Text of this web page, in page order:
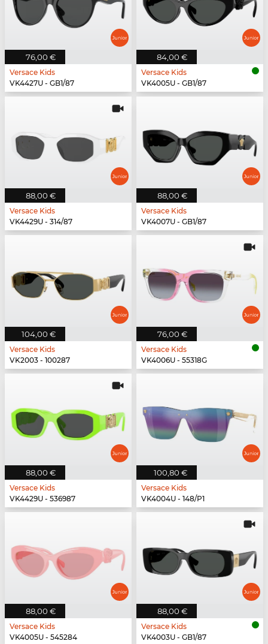
76,00 €
Versace Kids
VK4427U - GB1/87
84,00 €
Versace Kids
VK4005U - GB1/87
88,00 €
Versace Kids
VK4429U - 314/87
88,00 €
Versace Kids
VK4007U - GB1/87
104,00 €
Versace Kids
VK2003 - 100287
76,00 €
Versace Kids
VK4006U - 55318G
88,00 €
Versace Kids
VK4429U - 536987
100,80 €
Versace Kids
VK4004U - 148/P1
88,00 €
Versace Kids
VK4005U - 545284
88,00 €
Versace Kids
VK4003U - GB1/87